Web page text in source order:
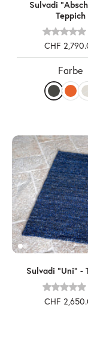
Sulvadi
Teppich
CHF
Farbe
Sulvadi "Uni" -
CHF